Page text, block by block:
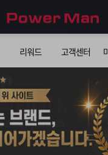
리워드 고객센터